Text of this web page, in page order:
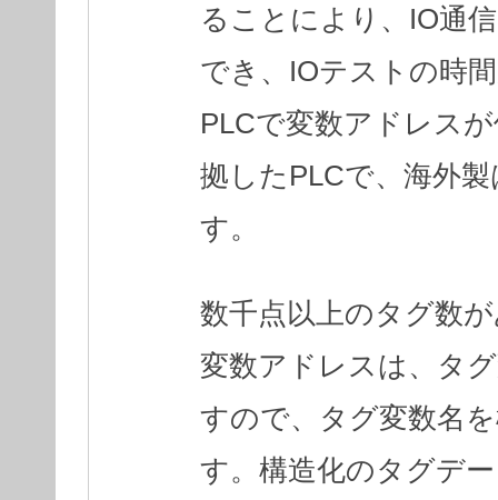
ることにより、IO通
でき、IOテストの時
PLCで変数アドレス
拠したPLCで、海外
す。
数千点以上のタグ数
変数アドレスは、タ
すので、タグ変数名
す。構造化のタグデ